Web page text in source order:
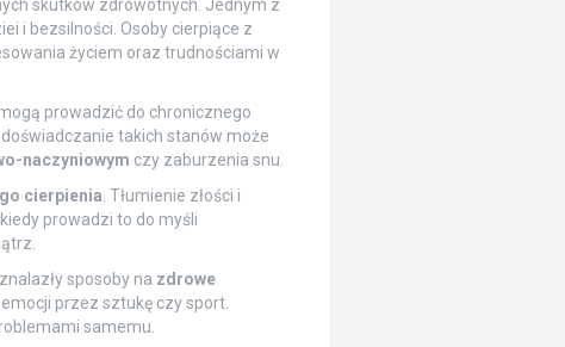
skutków zdrowotnych. Jednym z
i bezsilności. Osoby cierpiące z
życiem oraz trudnościami w
prowadzić do chronicznego
doświadczanie takich stanów może
naczyniowym czy zaburzenia snu.
cierpienia . Tłumienie złości i
prowadzi to do myśli
sposoby na zdrowe
przez sztukę czy sport.
samemu.